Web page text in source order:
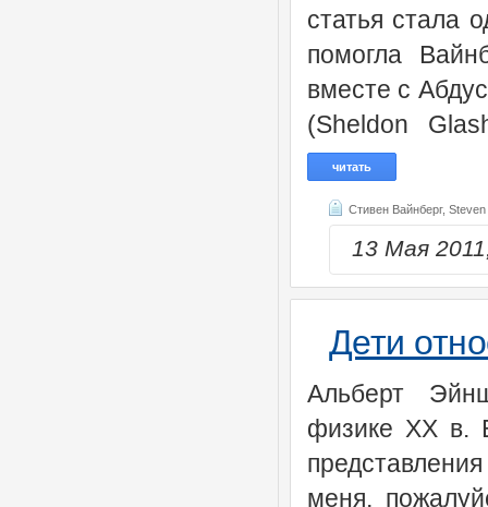
статья стала
помогла
вместе с
(Sheldon
читать
Стивен Вайнберг,
13 Мая
Дети
Альберт
физике XX в.
меня,